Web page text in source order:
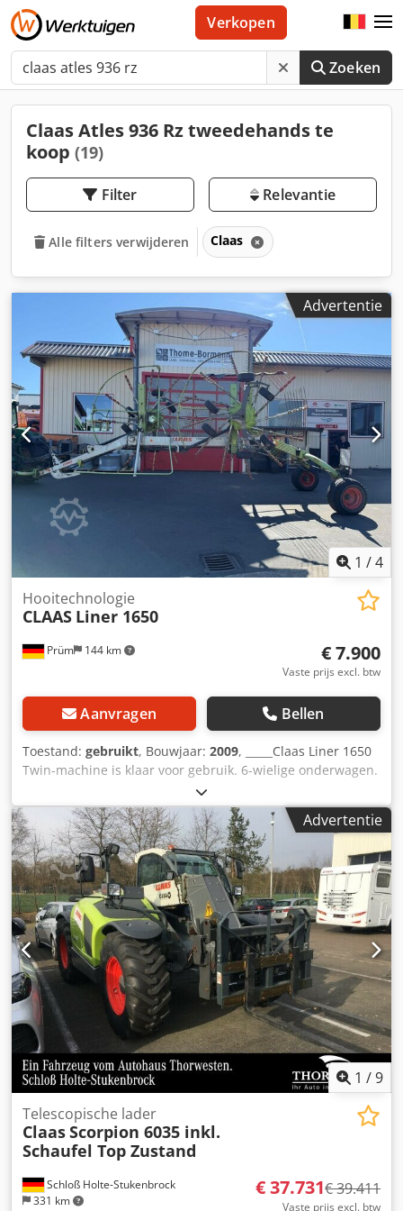
Zoeken
Verkopen
Claas Atles 936 Rz tweedehands te
koop (19)
Filter Relevantie
Alle filters verwijderen Claas
Advertentie
1 /4
Prüm 144 km
Hooitechnologie
CLAAS Liner 1650
€ 7.900
Vaste prijs excl. btw
Aanvragen Bellen
Toestand: gebruikt, Bouwjaar: 2009, _____Claas Liner 1650
Twin-machine is klaar voor gebruik. 6-wielige onderwagen.
Prijs: 7.900,00 euro (exclusief btw). Opslaglocatie:
onbekend. Dkodpfxjzp Ange Aprer
Advertentie
1 /9
Schloß Holte-Stukenbrock
331 km
Telescopische lader
ClaasScorpion 6035 inkl.
Schaufel Top Zustand
€ 37.731€ 39.411
Vaste prijs excl. btw